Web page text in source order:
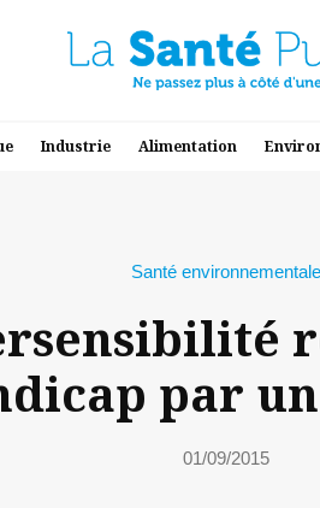
Industrie Alimentation
Santé environnementale
par
01/09/2015